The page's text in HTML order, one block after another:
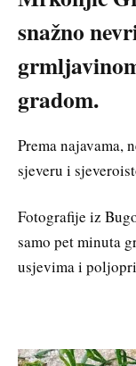
snažno
gradom.
Prema najavama,
sjeveru i
Fotografije iz
samo pet minuta
usjevima i